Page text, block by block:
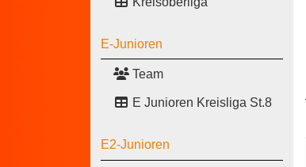
E-Junioren
Team
E Junioren Kreisliga St.8
E2-Junioren